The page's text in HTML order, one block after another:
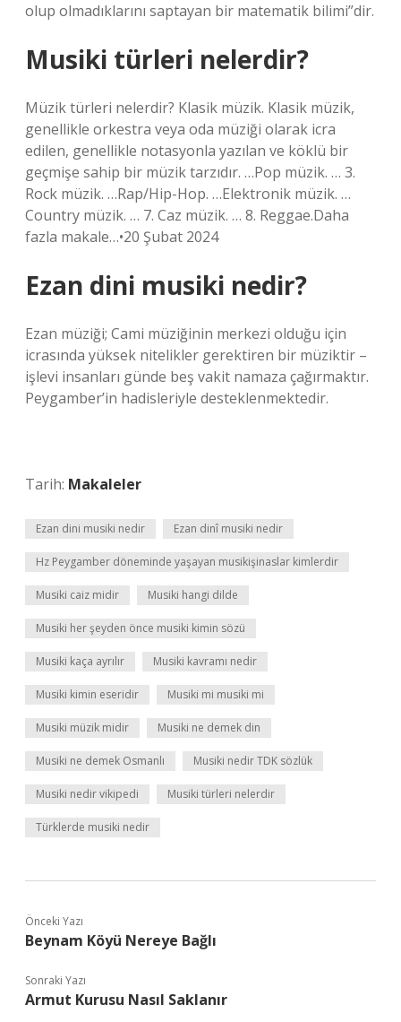
olup olmadıklarını saptayan bir matematik bilimi”dir.
Musiki türleri nelerdir?
Müzik türleri nelerdir? Klasik müzik. Klasik müzik,
genellikle orkestra veya oda müziği olarak icra
edilen, genellikle notasyonla yazılan ve köklü bir
geçmişe sahip bir müzik tarzıdır. …Pop müzik. … 3.
Rock müzik. …Rap/Hip-Hop. …Elektronik müzik. …
Country müzik. … 7. Caz müzik. … 8. Reggae.Daha
fazla makale…•20 Şubat 2024
Ezan dini musiki nedir?
Ezan müziği; Cami müziğinin merkezi olduğu için
icrasında yüksek nitelikler gerektiren bir müziktir –
işlevi insanları günde beş vakit namaza çağırmaktır.
Peygamber’in hadisleriyle desteklenmektedir.
Tarih: Makaleler
Ezan dini musiki nedir Ezan dinî musiki nedir
Hz Peygamber döneminde yaşayan musikişinaslar kimlerdir
Musiki caiz midir Musiki hangi dilde
Musiki her şeyden önce musiki kimin sözü
Musiki kaça ayrılır Musiki kavramı nedir
Musiki kimin eseridir Musiki mi musiki mi
Musiki müzik midir Musiki ne demek din
Musiki ne demek Osmanlı Musiki nedir TDK sözlük
Musiki nedir vikipedi Musiki türleri nelerdir
Türklerde musiki nedir
Önceki Yazı
Beynam Köyü Nereye Bağlı
Sonraki Yazı
Armut Kurusu Nasıl Saklanır